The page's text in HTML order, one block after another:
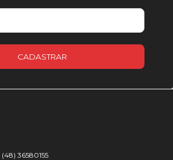
CADASTRAR
(48) 36580155